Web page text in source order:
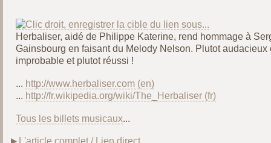
Herbaliser, aidé de Philippe Katerine, rend hommage à
Gainsbourg en faisant du Melody Nelson. Plutot audacieux
improbable et plutot réussi !
... http://www.herbaliser.com
... http://fr.wikipedia.org/wiki/The_Herbaliser
Tous les billets musicaux...